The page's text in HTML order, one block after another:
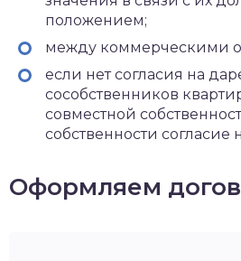
положением;
между коммерческими
если нет согласия на
сособственников
совместной
собственности согласие
Оформляем